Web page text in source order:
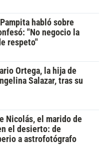
habló sobre
"No negocio la
respeto"
Ortega, la hija de
Salazar, tras su
Nicolás, el marido de
el desierto: de
a astrofotógrafo